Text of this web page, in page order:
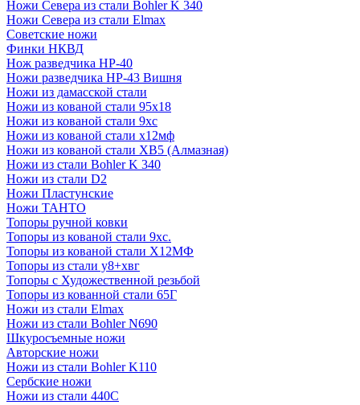
Ножи Севера из стали Bohler K 340
Ножи Севера из стали Elmax
Советские ножи
Финки НКВД
Нож разведчика НР-40
Ножи разведчика НР-43 Вишня
Ножи из дамасской стали
Ножи из кованой стали 95х18
Ножи из кованой стали 9хс
Ножи из кованой стали х12мф
Ножи из кованой стали ХВ5 (Алмазная)
Ножи из стали Bohler K 340
Ножи из стали D2
Ножи Пластунские
Ножи ТАНТО
Топоры ручной ковки
Топоры из кованой стали 9хс.
Топоры из кованой стали Х12МФ
Топоры из стали у8+хвг
Топоры с Художественной резьбой
Топоры из кованной стали 65Г
Ножи из стали Elmax
Ножи из стали Bohler N690
Шкуросъемные ножи
Авторские ножи
Ножи из стали Bohler K110
Сербские ножи
Ножи из стали 440С